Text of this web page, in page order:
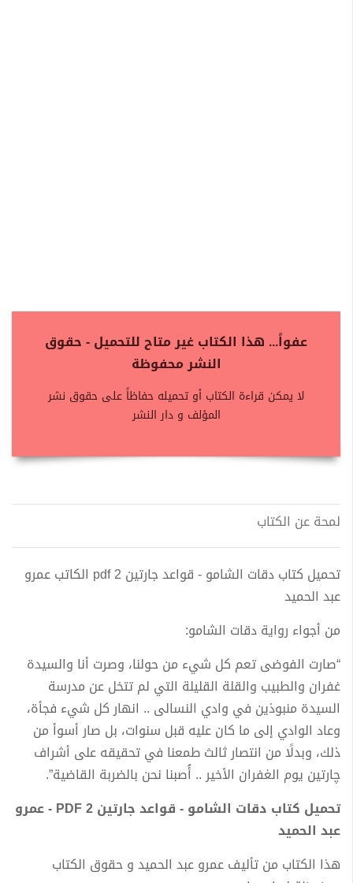
عفواً... هذا الكتاب غير متاح للتحميل - حقوق
النشر محفوظة
لا يمكن قراءة الكتاب أو تحميله حفاظاً على حقوق نشر
المؤلف و دار النشر
لمحة عن الكتاب
تحميل كتاب دقات الشامو - قواعد جارتين 2 pdf الكاتب عمرو
عبد الحميد
من أجواء رواية دقات الشامو:
“صارت الفوضى تعم كل شيء من حولنا، وصرت أنا والسيدة
غفران والطبيب والقلة القليلة التي لم تتخل عن مدرسة
السيدة منبوذين في وادي النسالى .. انهار كل شيء فجأة،
وعاد الوادي إلى ما كان عليه قبل سنوات، بل صار أسوأ من
ذلك، وبدلًا من انتصار ثالث طمعنا في تحقيقه على أشراف
چارتين يوم الغفران الأخير .. أُصبنا نحن بالضربة القاضية”.
تحميل كتاب دقات الشامو - قواعد جارتين 2 PDF - عمرو
عبد الحميد
هذا الكتاب من تأليف عمرو عبد الحميد و حقوق الكتاب